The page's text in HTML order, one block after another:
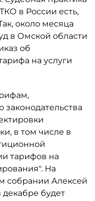
в России есть,
около месяца
в Омской области
об
на услуги
в том числе в
тарифов на
На
собрании Алексей
будет